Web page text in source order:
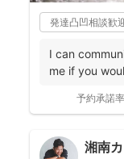
発達凸凹相談歓
I can
me if you
予約承諾率
湘南